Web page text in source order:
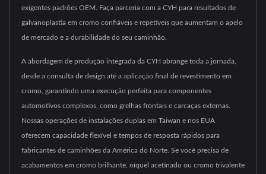
exigentes padrões OEM. Faça parceria com a CYH para resultados de
galvanoplastia em cromo confiáveis e repetíveis que aumentam o apelo
de mercado e a durabilidade do seu caminhão.
A abordagem de produção integrada da CYH abrange toda a jornada,
desde a consulta de design até a aplicação final de revestimento em
cromo, garantindo uma execução perfeita para componentes
automotivos complexos, como grelhas frontais e carcaças externas.
Nossas operações de instalações duplas em Taiwan e nos EUA
oferecem capacidade flexível e tempos de resposta rápidos para
fabricantes de caminhões da América do Norte. Se você precisa de
acabamentos em cromo brilhante, níquel acetinado ou cromo trivalente